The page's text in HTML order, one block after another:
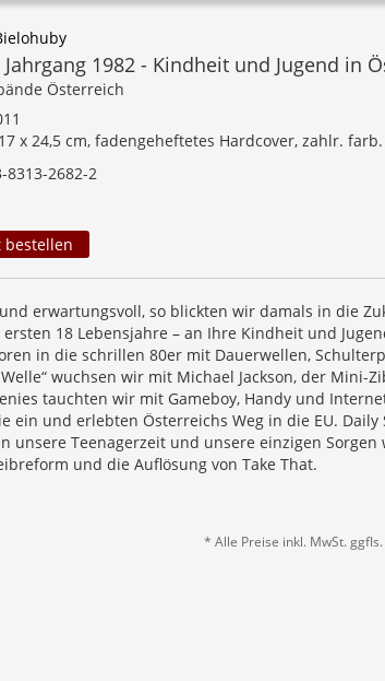
1982 - Kindheit und Jugend in
Österreich
x 24,5 cm, fadengeheftetes Hardcover, zahlr.
8313-2682-2
bestellen
erwartungsvoll, so blickten wir damals in die
18 Lebensjahre – an Ihre Kindheit und
in die schrillen 80er mit Dauerwellen,
wuchsen wir mit Michael Jackson, der Mini-
tauchten wir mit Gameboy, Handy und
ein und erlebten Österreichs Weg in die EU. Daily
unsere Teenagerzeit und unsere einzigen Sorgen
und die Auflösung von Take That.
* Alle Preise inkl. MwSt.